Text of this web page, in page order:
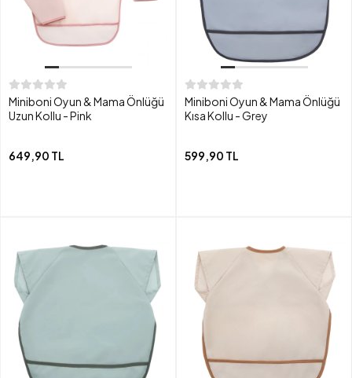
Miniboni Oyun & Mama Önlüğü
Uzun Kollu - Pink
649,90 TL
Miniboni Oyun & Mama Önlüğü
Kısa Kollu - Grey
599,90 TL